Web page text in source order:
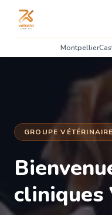
Montpellier
GROUPE
cliniques